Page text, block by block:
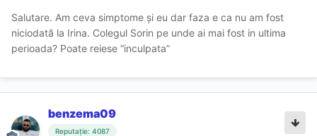
Salutare. Am ceva simptome și eu dar faza e ca nu am fost
niciodată la Irina. Colegul Sorin pe unde ai mai fost in ultima
perioada? Poate reiese “inculpata”
benzema09
Reputație: 4087